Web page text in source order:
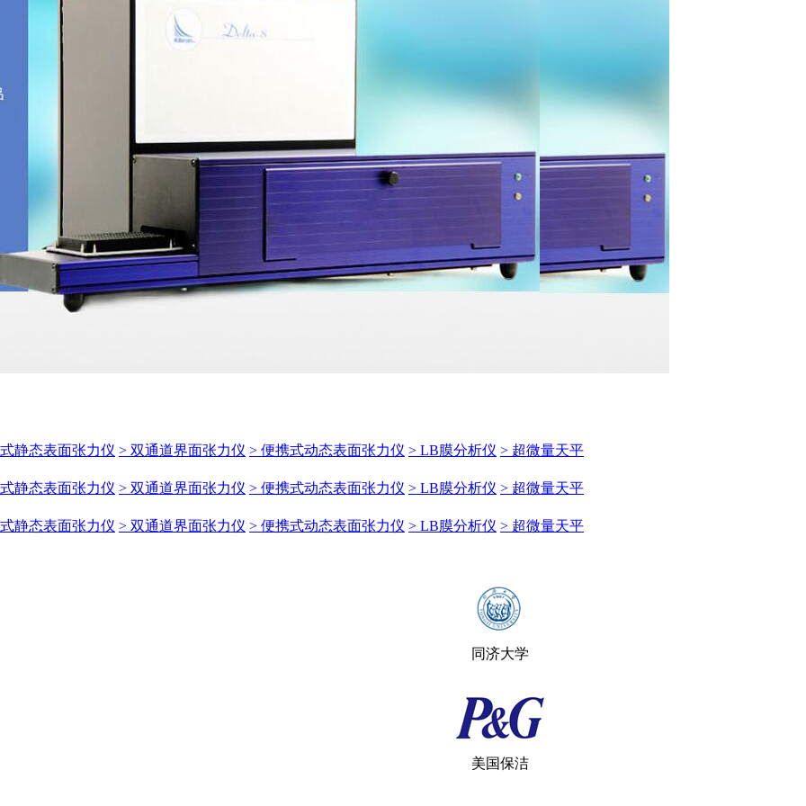
静态表面张力仪 > 双通道界面张力仪 > 便携式动态表面张力仪 > LB膜分析仪 > 超微量天平
静态表面张力仪 > 双通道界面张力仪 > 便携式动态表面张力仪 > LB膜分析仪 > 超微量天平
静态表面张力仪 > 双通道界面张力仪 > 便携式动态表面张力仪 > LB膜分析仪 > 超微量天平
同济大学
美国保洁